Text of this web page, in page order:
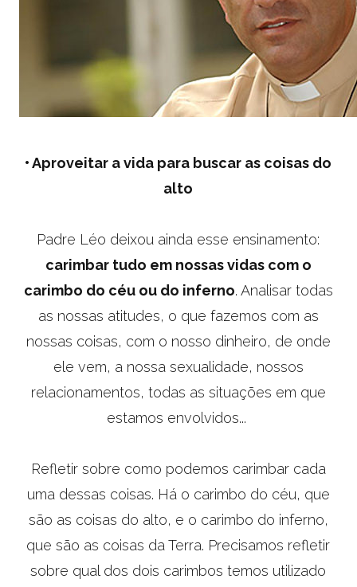
• Aproveitar a vida para buscar as coisas do
alto
Padre Léo deixou ainda esse ensinamento:
carimbar tudo em nossas vidas com o
carimbo do céu ou do inferno. Analisar todas
as nossas atitudes, o que fazemos com as
nossas coisas, com o nosso dinheiro, de onde
ele vem, a nossa sexualidade, nossos
relacionamentos, todas as situações em que
estamos envolvidos...
Refletir sobre como podemos carimbar cada
uma dessas coisas. Há o carimbo do céu, que
são as coisas do alto, e o carimbo do inferno,
que são as coisas da Terra. Precisamos refletir
sobre qual dos dois carimbos temos utilizado